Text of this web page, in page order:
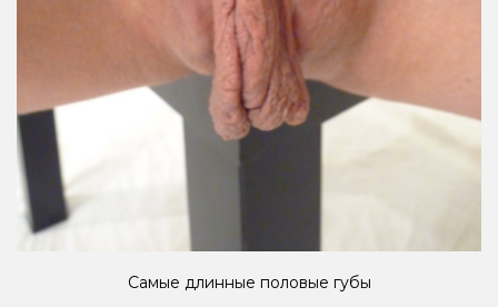
Самые длинные половые губы